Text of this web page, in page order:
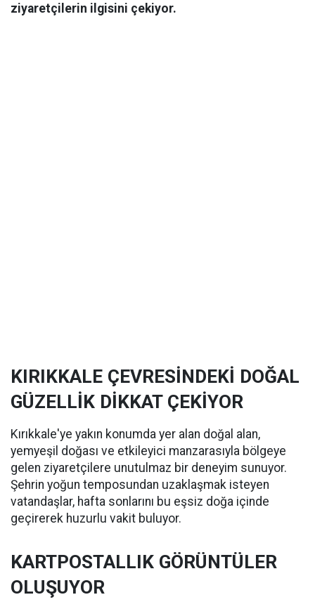
ziyaretçilerin ilgisini çekiyor.
KIRIKKALE ÇEVRESİNDEKİ DOĞAL
GÜZELLİK DİKKAT ÇEKİYOR
Kırıkkale'ye yakın konumda yer alan doğal alan,
yemyeşil doğası ve etkileyici manzarasıyla bölgeye
gelen ziyaretçilere unutulmaz bir deneyim sunuyor.
Şehrin yoğun temposundan uzaklaşmak isteyen
vatandaşlar, hafta sonlarını bu eşsiz doğa içinde
geçirerek huzurlu vakit buluyor.
KARTPOSTALLIK GÖRÜNTÜLER
OLUŞUYOR